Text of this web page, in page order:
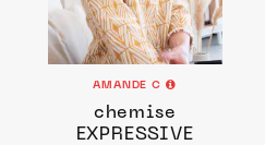
AMANDE C
chemise
EXPRESSIVE